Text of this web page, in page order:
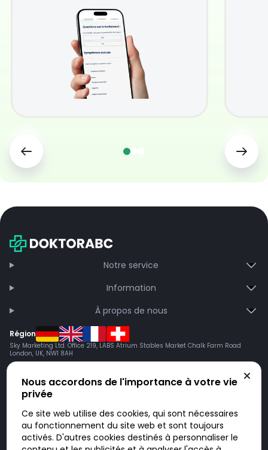
Notre service
Information
À propos de nous
Région
Sky Marketing Ltd. Office 219, LABS Atrium Stables Market Chalk Farm Road
London, UK, NW1 8AH
Nous accordons de l'importance à votre vie
privée
Ce site web utilise des cookies, qui sont nécessaires
au fonctionnement du site web et sont toujours
activés. D'autres cookies destinés à personnaliser le